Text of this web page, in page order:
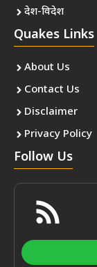
देश-विदेश
Quakes Links
About Us
Contact Us
Disclaimer
Privacy Policy
Follow Us